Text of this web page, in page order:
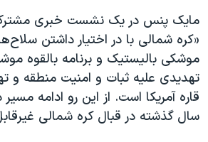
قانون شفافیت دارائی کادر رهبری ایران
اعتراضات مردمی آبان ۹۸
اسرائیل در جنگ
نرگس محمدی برنده جایزه نوبل صلح
همایش محافظه‌کاران آمریکا «سی‌پک»
مایک پنس در یک نشست خبری
«کره شمالی با در اختیار داشتن
موشکی بالیستیک و برنامه بالقوه
تهدیدی علیه ثبات و امنیت منطقه و
سال گذشته در قبال کره شمالی